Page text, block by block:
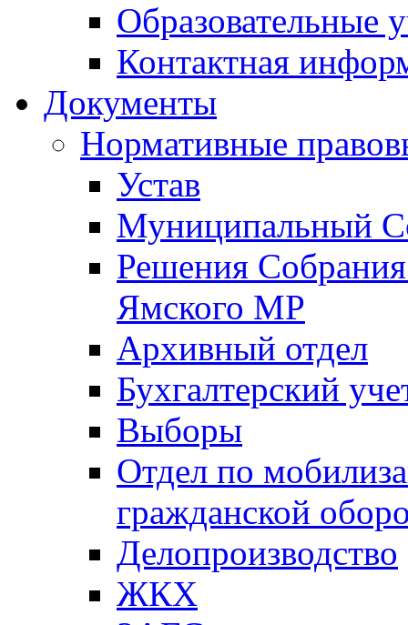
Образовательные
Контактная
Документы
Нормативные
Устав
Муниципальный
Решения
Ямского МР
Архивный отдел
Бухгалтерский
Выборы
Отдел по
гражданской
Делопроизводство
ЖКХ